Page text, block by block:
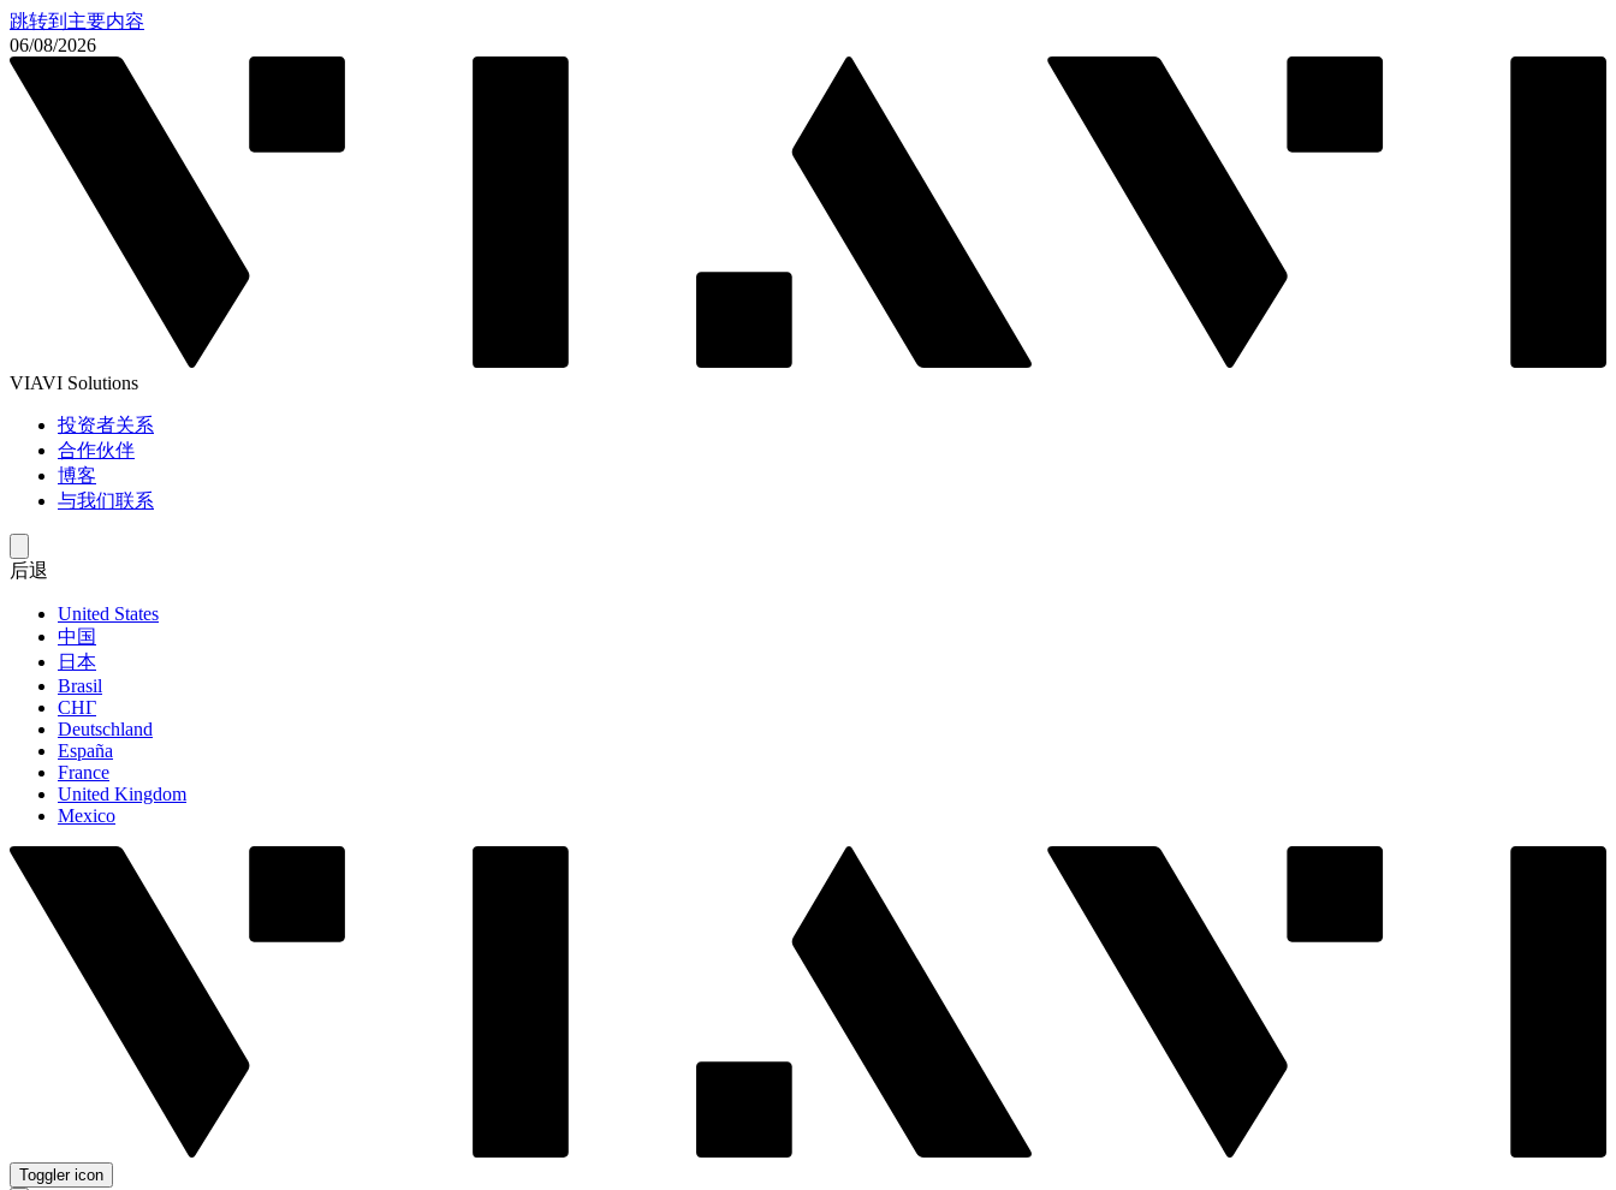
跳转到主要内容
06/08/2026
VIAVI Solutions
投资者关系
合作伙伴
博客
与我们联系
后退
United States
中国
日本
Brasil
СНГ
Deutschland
España
France
United Kingdom
Mexico
Toggler icon